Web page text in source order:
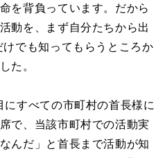
を背負っています。だから
動を、まず自分たちから出
でも知ってもらうところか
た。
すべての市町村の首長様に
で、当該市町村での活動実
んだ」と首長まで活動が知